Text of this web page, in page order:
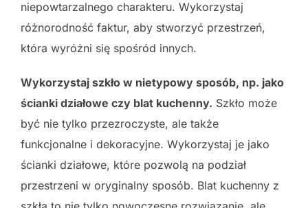
niepowtarzalnego charakteru. Wykorzystaj
różnorodność faktur, aby stworzyć przestrzeń,
która wyróżni się spośród innych.
Wykorzystaj szkło w nietypowy sposób, np. jako
ścianki działowe czy blat kuchenny. Szkło może
być nie tylko przezroczyste, ale także
funkcjonalne i dekoracyjne. Wykorzystaj je jako
ścianki działowe, które pozwolą na podział
przestrzeni w oryginalny sposób. Blat kuchenny z